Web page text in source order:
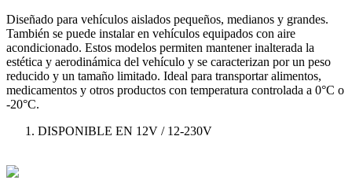
Diseñado para vehículos aislados pequeños, medianos y grandes.
También se puede instalar en vehículos equipados con aire
acondicionado. Estos modelos permiten mantener inalterada la
estética y aerodinámica del vehículo y se caracterizan por un peso
reducido y un tamaño limitado. Ideal para transportar alimentos,
medicamentos y otros productos con temperatura controlada a 0°C o
-20°C.
DISPONIBLE EN 12V / 12-230V